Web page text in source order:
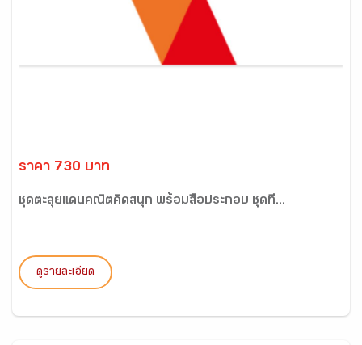
ราคา 730 บาท
ชุดตะลุยแดนคณิตคิดสนุก พร้อมสื่อประกอบ ชุดที่...
ดูรายละเอียด